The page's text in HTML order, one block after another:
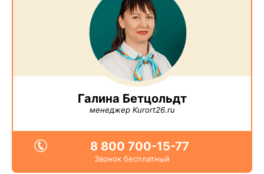
Галина Бетцольдт
менеджер Kurort26.ru
8 800 700-15-77
Звонок бесплатный